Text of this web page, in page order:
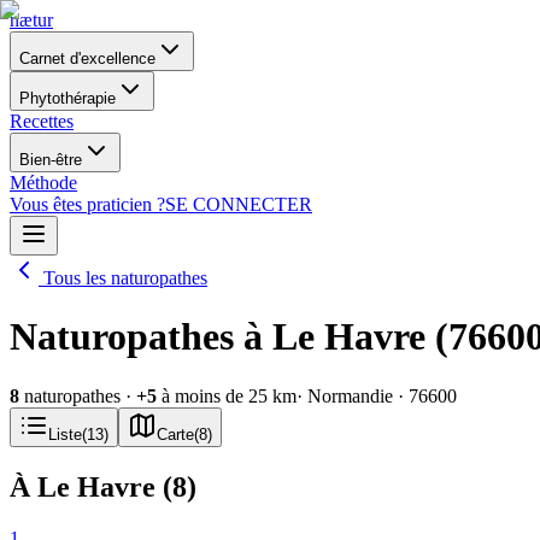
nætur
Carnet d'excellence
Phytothérapie
Recettes
Bien-être
Méthode
Vous êtes praticien ?SE CONNECTER
Tous les naturopathes
Naturopathes à Le Havre
8 naturopathes · +5 à moins de 25 km· Normandie · 76600
Liste(13) Carte(8)
À Le Havre (8)